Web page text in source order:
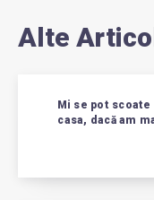
Alte
Mi se pot scoate
casa, dacă am